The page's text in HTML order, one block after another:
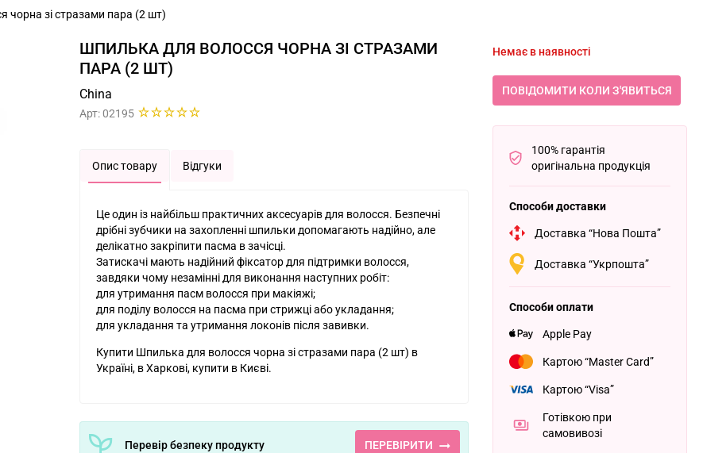
чорна зі стразами пара (2 шт)
ШПИЛЬКА ДЛЯ ВОЛОССЯ ЧОРНА ЗІ СТРАЗАМИ
ПАРА (2 ШТ)
China
Арт: 02195
Опис товару Відгуки
Це один із найбільш практичних аксесуарів для волосся. Безпечні
дрібні зубчики на захопленні шпильки допомагають надійно, але
делікатно закріпити пасма в зачісці.
Затискачі мають надійний фіксатор для підтримки волосся,
завдяки чому незамінні для виконання наступних робіт:
для утримання пасм волосся при макіяжі;
для поділу волосся на пасма при стрижці або укладання;
для укладання та утримання локонів після завивки.
Купити Шпилька для волосся чорна зі стразами пара (2 шт) в
Україні, в Харкові, купити в Києві.
Перевір безпеку продукту ПЕРЕВІРИТИ
Немає в наявності
ПОВІДОМИТИ КОЛИ З'ЯВИТЬСЯ
100% гарантія
оригінальна продукція
Способи доставки
Доставка “Нова Пошта”
Доставка “Укрпошта”
Способи оплати
Apple Pay
Картою “Master Card”
Картою “Visa”
Готівкою при
самовивозі